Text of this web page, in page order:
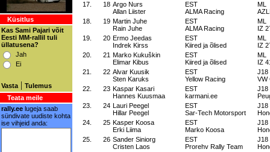
Küsitlus
Kas Sami Pajari võit
Eesti MM-rallil tuli
üllatusena?
Jah
Ei
Vasta | Tulemus
Teata meile
rally.ee lugeja saab
sündivate uudiste kohta
ise vihjeid anda:
17.
18 Argo Nurs
Allan Liister
EST
ALMA Racing
ML
18.
19 Martin Juhe
Rain Juhe
EST
ALMA Racing
ML
IZ
19.
20 Ermo Jeedas
Indrek Kirss
EST
Kiired ja õlised
ML
IZ
20.
21 Marko Kukuškin
Elimar Kibus
EST
Kiired ja õlised
ML
IZ
21.
22 Alvar Kuusik
Sten Karuks
EST
Yellow Racing
J18
VW
22.
23 Kaspar Kasari
Hannes Kuusmaa
EST
karmani.ee
J18
23.
24 Lauri Peegel
Hillar Peegel
EST
Sar-Tech Motorsport
J18
24.
25 Kasper Koosa
Erki Liima
EST
Marko Koosa
J18
25.
26 Sander Siniorg
Cristen Laos
EST
Prorehv Rally Team
J18